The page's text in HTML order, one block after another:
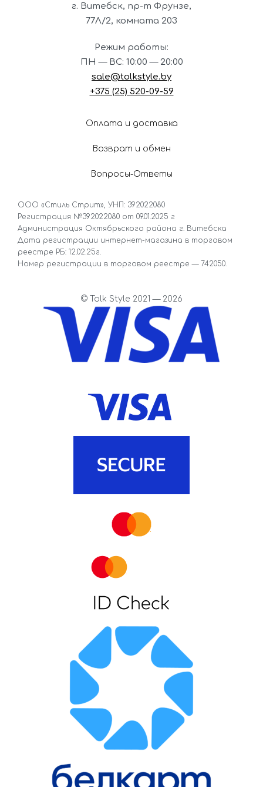
г. Витебск, пр-т Фрунзе,
77Л/2, комната 203
Режим работы:
ПН — ВС: 10:00 — 20:00
sale@tolkstyle.by
+375 (25) 520-09-59
Оплата и доставка
Возврат и обмен
Вопросы-Ответы
ООО «Стиль Стрит», УНП: 392022080
Регистрация №392022080 от 09.01.2025 г
Администрация Октябрьского района г. Витебска
Дата регистрации интернет-магазина в торговом
реестре РБ: 12.02.25г.
Номер регистрации в торговом реестре — 742050.
© Tolk Style 2021 — 2026